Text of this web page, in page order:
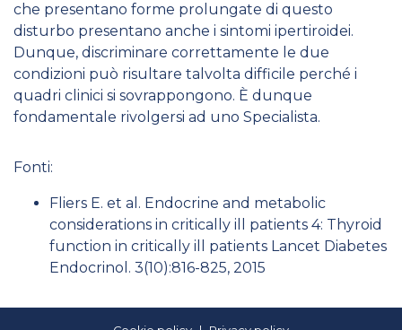
che presentano forme prolungate di questo
disturbo presentano anche i sintomi ipertiroidei.
Dunque, discriminare correttamente le due
condizioni può risultare talvolta difficile perché i
quadri clinici si sovrappongono. È dunque
fondamentale rivolgersi ad uno Specialista.
Fonti:
Fliers E. et al. Endocrine and metabolic
considerations in critically ill patients 4: Thyroid
function in critically ill patients Lancet Diabetes
Endocrinol. 3(10):816-825, 2015